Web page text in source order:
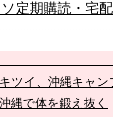
定期購読・宅
ツイ、沖縄キャ
縄で体を鍛え抜く